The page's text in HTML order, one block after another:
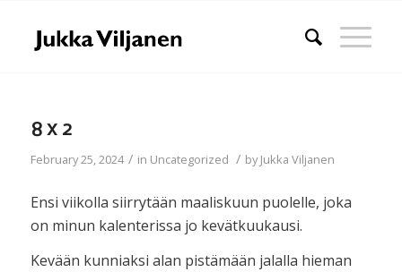
8 x 2
February 25, 2024 / in Uncategorized / byJukka Viljanen
Ensi viikolla siirrytään maaliskuun puolelle, joka
on minun kalenterissa jo kevätkuukausi.
Kevään kunniaksi alan pistämään jalalla hieman